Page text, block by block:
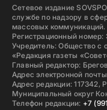
Сетевое издание
службе по надзору в
массовых коммуникаций.
Регистрационный
Учредитель: Общество с
«Редакция газеты
Главный редактор:
Адрес электронной
Адрес редакции: 117342,
Муниципальный округ
Телефон редакции: +7